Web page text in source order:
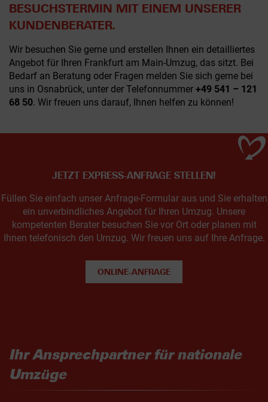
BESUCHSTERMIN MIT EINEM UNSERER
KUNDENBERATER.
Wir besuchen Sie gerne und erstellen Ihnen ein detailliertes
Angebot für Ihren Frankfurt am Main-Umzug, das sitzt. Bei
Bedarf an Beratung oder Fragen melden Sie sich gerne bei
uns in Osnabrück, unter der Telefonnummer +49 541 – 121
68 50. Wir freuen uns darauf, Ihnen helfen zu können!
JETZT EXPRESS-ANFRAGE STELLEN!
Füllen Sie einfach unser Anfrage-Formular aus und Sie erhalten
ein unverbindliches Angebot für Ihren Umzug. Unsere
kompetenten Berater besuchen Sie vor Ort oder planen mit
Ihnen telefonisch den Umzug. Wir freuen uns auf Ihre Anfrage.
ONLINE-ANFRAGE
Ihr Ansprechpartner für nationale
Umzüge